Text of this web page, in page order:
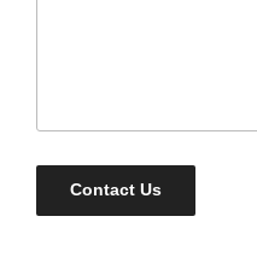
Contact Us